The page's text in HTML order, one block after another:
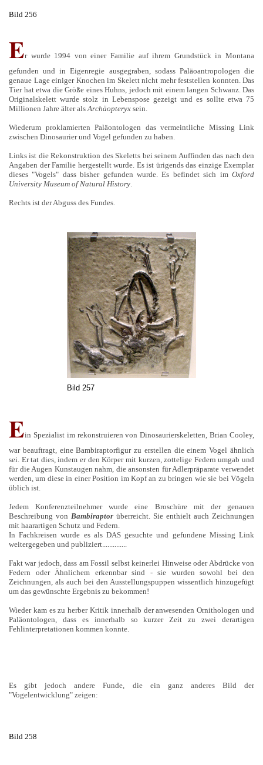
Bild 256
Er wurde 1994 von einer Familie auf ihrem Grundstück in Montana
gefunden und in Eigenregie ausgegraben, sodass Paläoantropologen die
genaue Lage einiger Knochen im Skelett nicht mehr feststellen konnten. Das
Tier hat etwa die Größe eines Huhns, jedoch mit einem langen Schwanz. Das
Originalskelett wurde stolz in Lebenspose gezeigt und es sollte etwa 75
Millionen Jahre älter als Archäopteryx sein.
Wiederum proklamierten Paläontologen das vermeintliche Missing Link
zwischen Dinosaurier und Vogel gefunden zu haben.
Links ist die Rekonstruktion des Skeletts bei seinem Auffinden das nach den
Angaben der Familie hergestellt wurde. Es ist ürigends das einzige Exemplar
dieses "Vogels" dass bisher gefunden wurde. Es befindet sich im Oxford
University Museum of Natural History
Rechts ist der Abguss des Fundes.
Bild 257
Ein Spezialist im rekonstruieren von Dinosaurierskeletten, Brian Cooley,
war beauftragt, eine Bambiraptorfigur zu erstellen die einem Vogel ähnlich
sei. Er tat dies, indem er den Körper mit kurzen, zottelige Federn umgab und
für die Augen Kunstaugen nahm, die ansonsten für Adlerpräparate verwendet
werden, um diese in einer Position im Kopf an zu bringen wie sie bei Vögeln
üblich ist.
Jedem Konferenzteilnehmer wurde eine Broschüre mit der genauen
Beschreibung von Bambiraptor überreicht. Sie enthielt auch Zeichnungen
mit haarartigen Schutz und Federn.
In Fachkreisen wurde es als DAS gesuchte und gefundene Missing Link
weitergegeben und publiziert..............
Fakt war jedoch, dass am Fossil selbst keinerlei Hinweise oder Abdrücke von
Federn oder Ähnlichem erkennbar sind - sie wurden sowohl bei den
Zeichnungen, als auch bei den Ausstellungspuppen wissentlich hinzugefügt
um das gewünschte Ergebnis zu bekommen!
Wieder kam es zu herber Kritik innerhalb der anwesenden Ornithologen und
Paläontologen, dass es innerhalb so kurzer Zeit zu zwei derartigen
Fehlinterpretationen kommen konnte.
Es gibt jedoch andere Funde, die ein ganz anderes Bild der
"Vogelentwicklung" zeigen:
Bild 258